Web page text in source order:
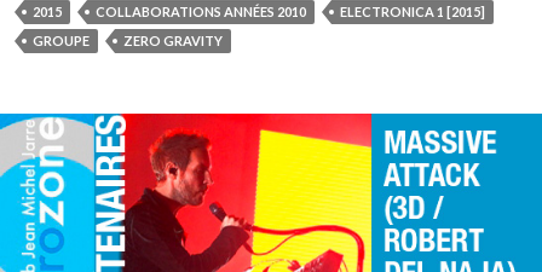
2015 COLLABORATIONS ANNÉES 2010
ELECTRONICA 1 [2015]
GROUPE
ZERO GRAVITY